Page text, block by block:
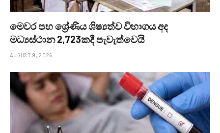
මෙවර පහ ශ්‍රේණිය ශිෂ්‍යත්ව විභාගය අද
මධ්‍යස්ථාන 2,723කදී පැවැත්වෙයි
AUGUST 9, 2026